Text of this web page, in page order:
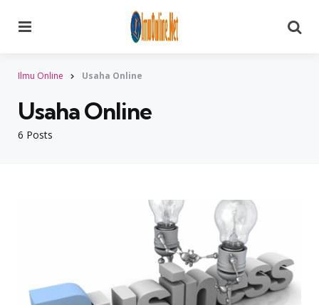
Ilmu Online Usaha Online
6 Posts
Usaha Online